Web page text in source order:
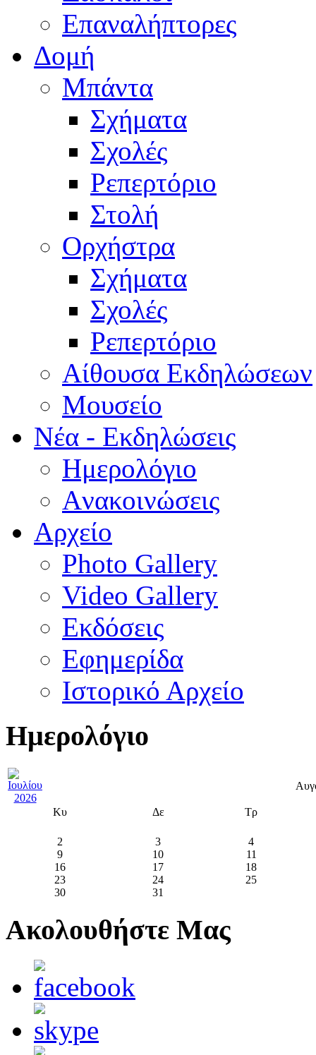
Επαναλήπτορες
Δομή
Μπάντα
Σχήματα
Σχολές
Ρεπερτόριο
Στολή
Ορχήστρα
Σχήματα
Σχολές
Ρεπερτόριο
Aίθουσα Εκδηλώσεων
Μουσείο
Νέα - Εκδηλώσεις
Ημερολόγιο
Aνακοινώσεις
Αρχείο
Photo Gallery
Video Gallery
Εκδόσεις
Εφημερίδα
Ιστορικό Αρχείο
Ημερολόγιο
Κυ Δε Τρ
2 3
4
9
10
11
16
17
18
23
24
25
30
31
Ακολουθήστε Μας